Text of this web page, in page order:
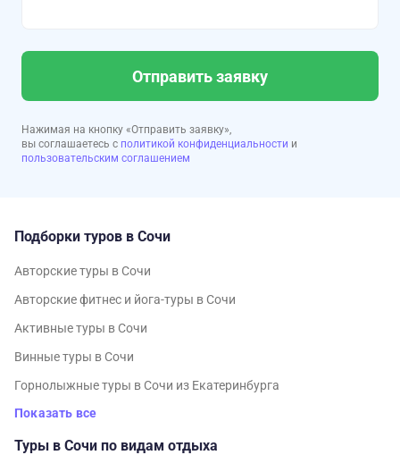
Отправить заявку
Нажимая на кнопку «Отправить заявку»,
вы соглашаетесь с политикой конфиденциальности и
пользовательским соглашением
Подборки туров в Сочи
Авторские туры в Сочи
Авторские фитнес и йога-туры в Сочи
Активные туры в Сочи
Винные туры в Сочи
Горнолыжные туры в Сочи из Екатеринбурга
Показать все
Туры в Сочи по видам отдыха